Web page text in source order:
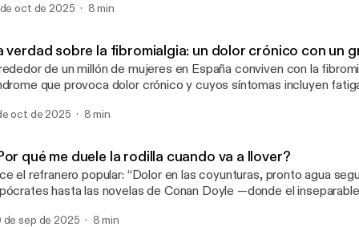
Fundación Jiménez Díaz. En este episodio analizamos
además, arrastra mitos tan arraigados como falsos. See
listener [https://omnystudio.com/listener] for
de oct de 2025 8 min
verdad sobre la fibromialgia: un dolor crónico con un
de un millón de mujeres en España conviven con la
que provoca dolor crónico y cuyos síntomas incluyen
y el hecho de que muchas pacientes tarden entre seis y
como un trastorno psicológico. See omnystudio.com/listener
omnystudio.com/listener] for privacy information.
oct de 2025 8 min
qué me duele la rodilla cuando va a llover?
el refranero popular: “Dolor en las coyunturas, pronto agua
hasta las novelas de Conan Doyle —donde el
la lluvia—, la creencia de que el mal tiempo se refleja en las
de sep de 2025 8 min